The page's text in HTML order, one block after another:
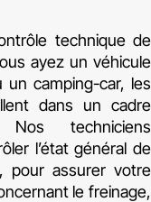
technique de
ayez un véhicule
camping-car, les
dans un cadre
techniciens
l’état général de
pour assurer votre
le freinage,